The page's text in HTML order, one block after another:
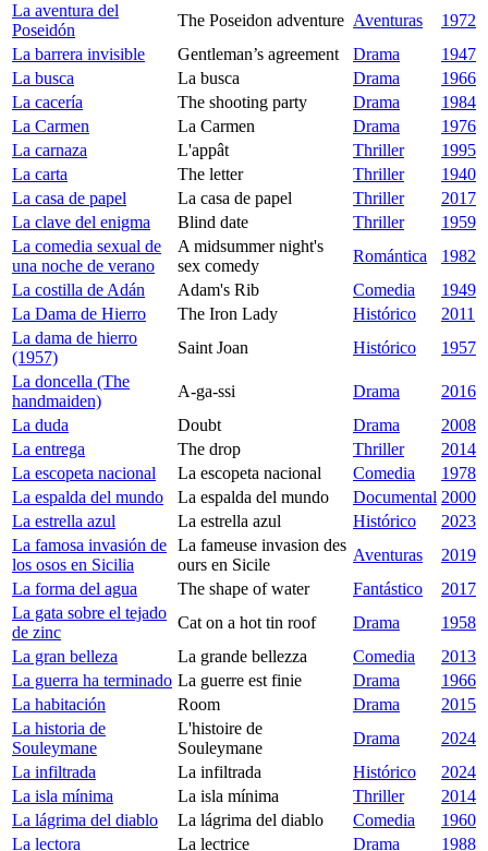
La aventura del
Poseidón
The Poseidon adventure Aventuras
1972
La barrera invisible
Gentleman’s agreement Drama
1947
La busca
La busca Drama
1966
La cacería
The shooting party Drama
1984
La Carmen
La Carmen Drama
1976
La carnaza
L'appât Thriller
1995
La carta
The letter Thriller
1940
La casa de papel
La casa de papel Thriller
2017
La clave del enigma
Blind date Thriller
1959
La comedia sexual de
una noche de verano
A midsummer night's
sex comedy
Romántica
1982
La costilla de Adán
Adam's Rib Comedia
1949
La Dama de Hierro
The Iron Lady Histórico
2011
La dama de hierro
(1957)
Saint Joan Histórico
1957
La doncella (The
handmaiden)
A-ga-ssi Drama
2016
La duda
Doubt Drama
2008
La entrega
The drop Thriller
2014
La escopeta nacional
La escopeta nacional Comedia
1978
La espalda del mundo
La espalda del mundo Documental 2000
La estrella azul
La estrella azul Histórico
2023
La famosa invasión de
los osos en Sicilia
La fameuse invasion des
ours en Sicile
Aventuras
2019
La forma del agua
The shape of water Fantástico
2017
La gata sobre el tejado
de zinc
Cat on a hot tin roof Drama
1958
La gran belleza
La grande bellezza Comedia
2013
La guerra ha terminado La guerre est finie Drama
1966
La habitación
Room Drama
2015
La historia de
Souleymane
L'histoire de
Souleymane
Drama
2024
La infiltrada
La infiltrada Histórico
2024
La isla mínima
La isla mínima Thriller
2014
La lágrima del diablo
La lágrima del diablo Comedia
1960
La lectora
La lectrice Drama
1988